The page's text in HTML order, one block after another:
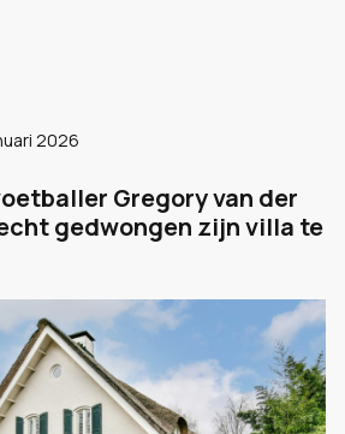
2026
Gregory van der
gedwongen zijn villa te